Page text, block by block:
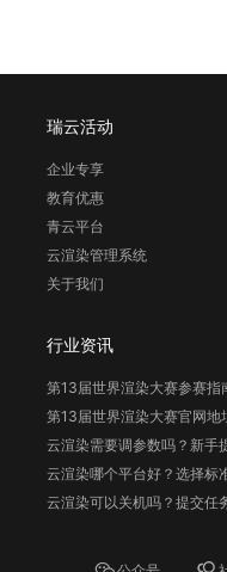
瑞云活动
企业专享
教育优惠
青云平台
云渲染管理系统
关于我们
行业资讯
云渲染需要调参数吗？新手
云渲染哪个平台好？选择标